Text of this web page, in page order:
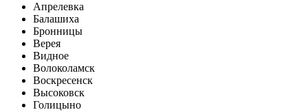
Апрелевка
Балашиха
Бронницы
Верея
Видное
Волоколамск
Воскресенск
Высоковск
Голицыно